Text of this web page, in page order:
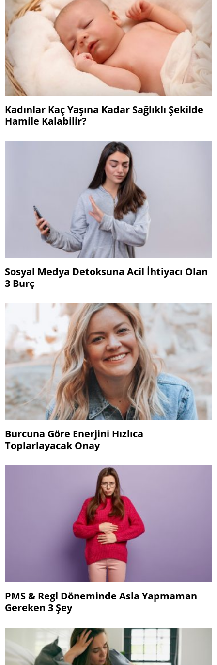
Kadınlar Kaç Yaşına Kadar Sağlıklı Şekilde
Hamile Kalabilir?
Sosyal Medya Detoksuna Acil İhtiyacı Olan
3 Burç
Burcuna Göre Enerjini Hızlıca
Toplarlayacak Onay
PMS & Regl Döneminde Asla Yapmaman
Gereken 3 Şey